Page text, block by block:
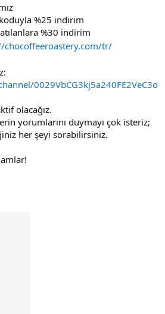
%25 indirim
%30 indirim
chocoffeeroastery.com/tr/
0029VbCG3kj5a240FE2VeC3o
olacağız.
yorumlarını duymayı çok isteriz;
her şeyi sorabilirsiniz.